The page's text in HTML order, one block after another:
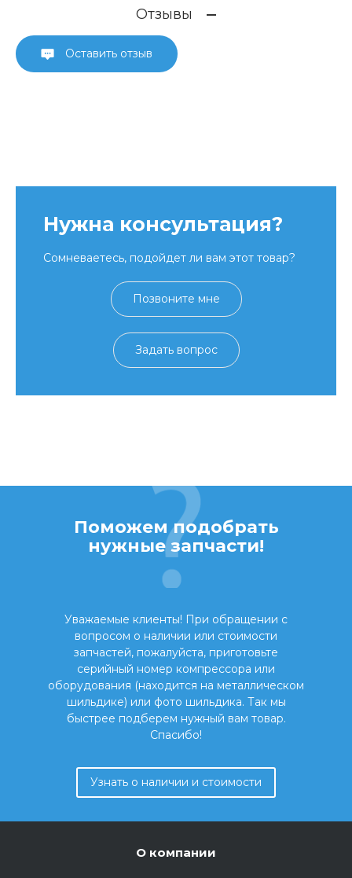
Отзывы
Оставить отзыв
Нужна консультация?
Сомневаетесь, подойдет ли вам этот товар?
Позвоните мне
Задать вопрос
Поможем подобрать
нужные запчасти!
Уважаемые клиенты! При обращении с
вопросом о наличии или стоимости
запчастей, пожалуйста, приготовьте
серийный номер компрессора или
оборудования (находится на металлическом
шильдике) или фото шильдика. Так мы
быстрее подберем нужный вам товар.
Спасибо!
Узнать о наличии и стоимости
О компании